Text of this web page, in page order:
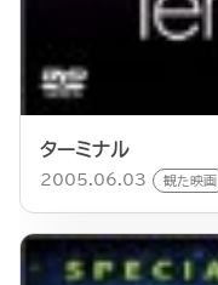
ターミナル
2005.06.03 観た映画